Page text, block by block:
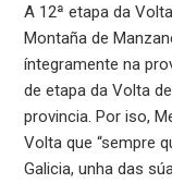
A 12ª etapa da
Montaña de
íntegramente na
de etapa da Volta
provincia. Por iso,
Volta que “sempre
Galicia, unha das